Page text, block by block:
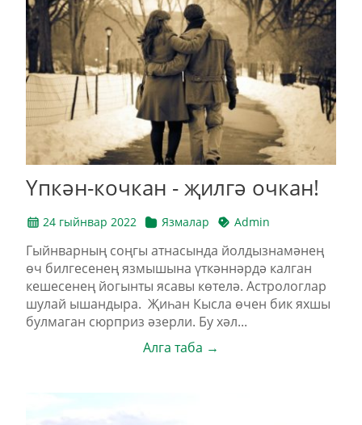
Үпкән-кочкан - җилгә очкан!
24 гыйнвар 2022 Язмалар Admin
Гыйнварның соңгы атнасында йолдызнамәнең
өч билгесенең язмышына үткәннәрдә калган
кешесенең йогынты ясавы көтелә. Астрологлар
шулай ышандыра. Җиһан Кысла өчен бик яхшы
булмаган сюрприз әзерли. Бу хәл...
Алга таба →